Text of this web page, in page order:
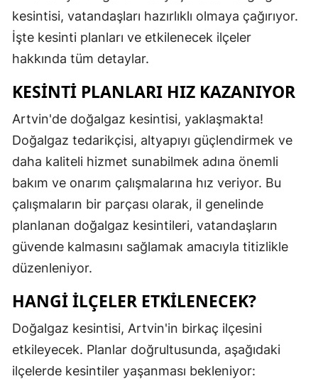
Hakkari
Hatay
Mersin
İstanbul
İzmir
Kars
Kastamonu
Kırşehir
Kocaeli
Konya
kesintisi, vatandaşları hazırlıklı olmaya çağırıyor.
İşte kesinti planları ve etkilenecek ilçeler
hakkında tüm detaylar.
KESINTI PLANLARI HIZ KAZANIYOR
Artvin'de doğalgaz kesintisi, yaklaşmakta!
Doğalgaz tedarikçisi, altyapıyı güçlendirmek ve
daha kaliteli hizmet sunabilmek adına önemli
bakım ve onarım çalışmalarına hız veriyor. Bu
çalışmaların bir parçası olarak, il genelinde
planlanan doğalgaz kesintileri, vatandaşların
güvende kalmasını sağlamak amacıyla titizlikle
düzenleniyor.
HANGI İLÇELER ETKILENECEK?
Doğalgaz kesintisi, Artvin'in birkaç ilçesini
etkileyecek. Planlar doğrultusunda, aşağıdaki
ilçelerde kesintiler yaşanması bekleniyor: